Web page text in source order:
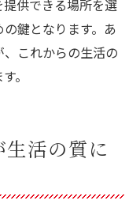
供できる場所を選
鍵となります。あ
これからの生活の
。
活の質に